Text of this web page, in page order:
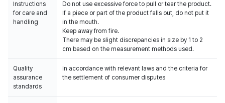
Instructions
for care and
handling
Do not use excessive force to pull or tear the product.
If a piece or part of the product falls out, do not put it
in the mouth.
Keep away from fire.
There may be slight discrepancies in size by 1 to 2
cm based on the measurement methods used.
Quality
assurance
standards
In accordance with relevant laws and the criteria for
the settlement of consumer disputes